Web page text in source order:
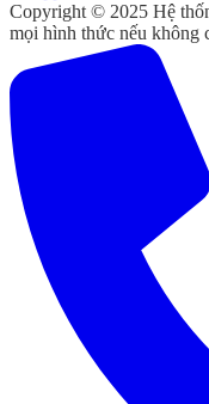
Copyright © 2025 Hệ
mọi hình thức nếu không